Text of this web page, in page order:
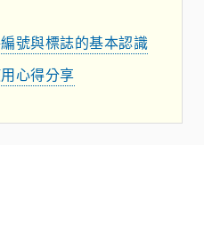
號與標誌的基本認識
心得分享